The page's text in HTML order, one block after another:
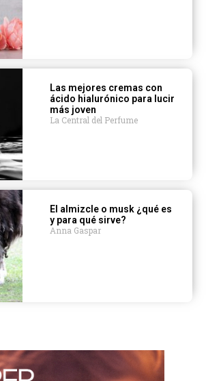
Las mejores cremas con
ácido hialurónico para lucir
más joven
La Central del Perfume
El almizcle o musk ¿qué es
y para qué sirve?
Anna Gaspar